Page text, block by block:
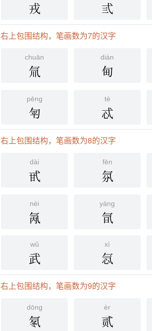
戎 弎
右上包围结构，笔画数为7的汉字
chuān
氚
diàn
甸
pēng
匉
tè
忒
右上包围结构，笔画数为8的汉字
dài
甙
fēn
氛
nèi
氝
yáng
氜
wǔ
武
xì
忥
右上包围结构，笔画数为9的汉字
dōng
氡
èr
贰